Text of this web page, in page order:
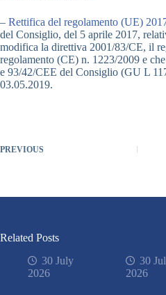
– Rettifica del regolamento (UE)
del Consiglio, del 5 aprile 2017,
modifica la direttiva 2001/83/CE, il
regolamento (CE) n. 1223/2009 e
e 93/42/CEE del Consiglio (GU L
03.05.2019.
PREVIOUS
Related Posts
30 July
2026
30
2026